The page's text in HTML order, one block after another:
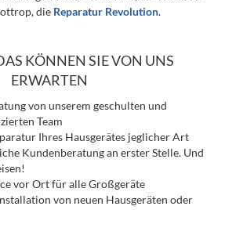
die Reparatur Revolution.
KÖNNEN SIE VON UNS
ERWARTEN
von unserem geschulten und
Team
Ihres Hausgerätes jeglicher Art
Kundenberatung an erster Stelle. Und
vor Ort für alle Großgeräte
von neuen Hausgeräten oder